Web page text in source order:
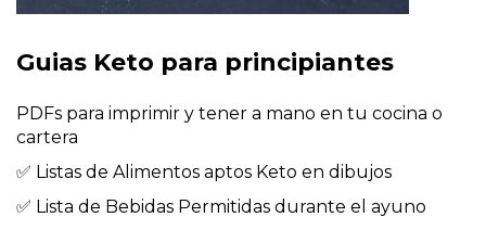
Guias Keto para principiantes
PDFs para imprimir y tener a mano en tu cocina o
cartera
✅ Listas de Alimentos aptos Keto en dibujos
✅ Lista de Bebidas Permitidas durante el ayuno